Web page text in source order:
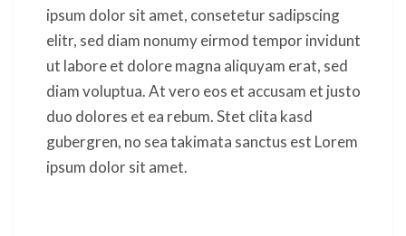
ipsum dolor sit amet, consetetur sadipscing
elitr, sed diam nonumy eirmod tempor invidunt
ut labore et dolore magna aliquyam erat, sed
diam voluptua. At vero eos et accusam et justo
duo dolores et ea rebum. Stet clita kasd
gubergren, no sea takimata sanctus est Lorem
ipsum dolor sit amet.